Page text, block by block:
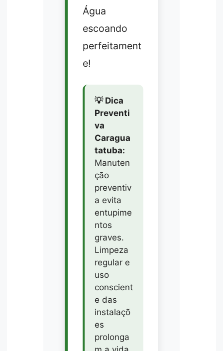
Água
escoando
perfeitament
e!
💡 Dica
Preventi
va
Caragua
tatuba:
Manuten
ção
preventiv
a evita
entupime
ntos
graves.
Limpeza
regular e
uso
conscient
e das
instalaçõ
es
prolonga